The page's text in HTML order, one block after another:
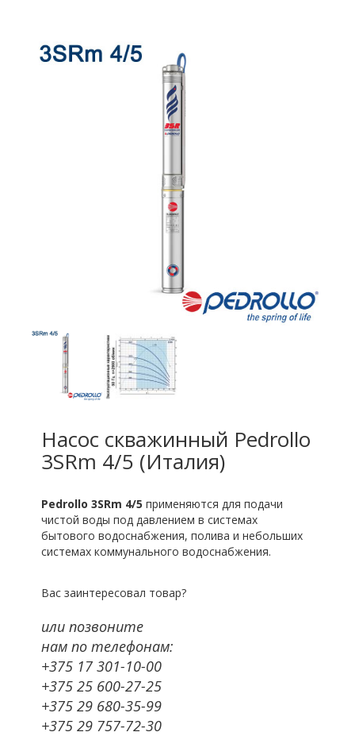
Насос скважинный Pedrollo
3SRm 4/5 (Италия)
Pedrollo 3SRm 4/5 применяются для подачи
чистой воды под давлением в системах
бытового водоснабжения, полива и небольших
системах коммунального водоснабжения.
Вас заинтересовал товар?
или позвоните
нам по телефонам:
+375 17 301-10-00
+375 25 600-27-25
+375 29 680-35-99
+375 29 757-72-30